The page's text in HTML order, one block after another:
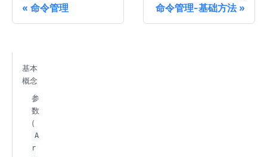
命令管理 命令管理-基础方法
基本
概念
参
数
(
A
r